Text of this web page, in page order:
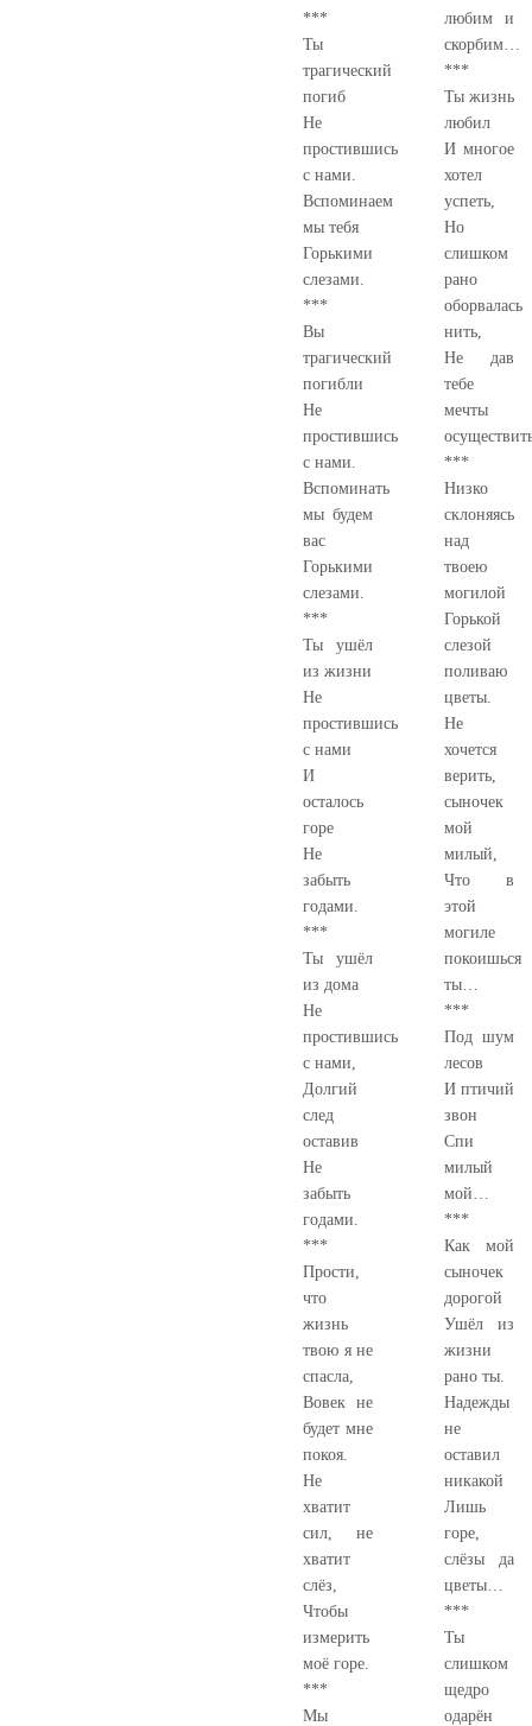
***
Ты
трагический
погиб
Не
простившись
с нами.
Вспоминаем
мы тебя
Горькими
слезами.
***
Вы
трагический
погибли
Не
простившись
с нами.
Вспоминать
мы будем
вас
Горькими
слезами.
***
Ты ушёл
из жизни
Не
простившись
с нами
И
осталось
горе
Не
забыть
годами.
***
Ты ушёл
из дома
Не
простившись
с нами,
Долгий
след
оставив
Не
забыть
годами.
***
Прости,
что
жизнь
твою я не
спасла,
Вовек не
будет мне
покоя.
Не
хватит
сил, не
хватит
слёз,
Чтобы
измерить
моё горе.
***
Мы
любим и
скорбим…
***
Ты жизнь
любил
И многое
хотел
успеть,
Но
слишком
рано
оборвалась
нить,
Не дав
тебе
мечты
***
Низко
склоняясь
над
твоею
могилой
Горькой
слезой
поливаю
цветы.
Не
хочется
верить,
сыночек
мой
милый,
Что в
этой
могиле
покоишься
ты…
***
Под шум
лесов
И птичий
звон
Спи
милый
мой…
***
Как мой
сыночек
дорогой
Ушёл из
жизни
рано ты.
Надежды
не
оставил
никакой
Лишь
горе,
слёзы да
цветы…
***
Ты
слишком
щедро
одарён